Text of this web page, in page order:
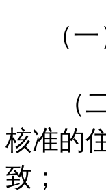
（一
（二
核准的
致；